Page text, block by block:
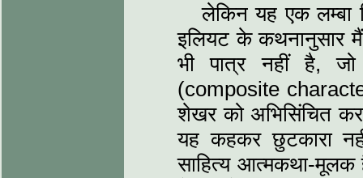
लेकिन यह एक लम्बा
इलियट के कथनानुसार
भी पात्र नहीं है, जो
(composite
शेखर को अभिसिंचित
यह कहकर छुटकारा
साहित्य आत्मकथा-मूलक